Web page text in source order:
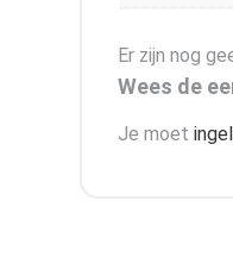
Er zijn nog
Wees de
Je moet